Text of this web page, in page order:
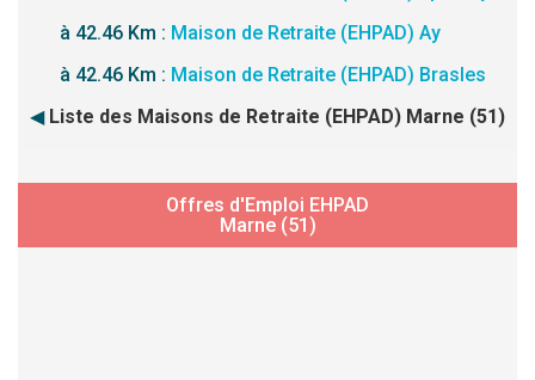
à 42.46 Km : Maison de Retraite (EHPAD) Ay
à 42.46 Km : Maison de Retraite (EHPAD) Brasles
◀ Liste des Maisons de Retraite (EHPAD) Marne (51)
Offres d'Emploi EHPAD
Marne (51)